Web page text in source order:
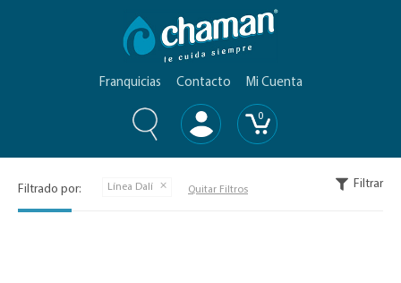
Franquicias Contacto Mi Cuenta
0
Filtrar
Filtrado por: Línea Dalí Quitar Filtros